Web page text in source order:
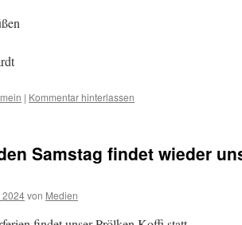
| Kommentar hinterlassen
Samstag findet wieder
2024von Medien